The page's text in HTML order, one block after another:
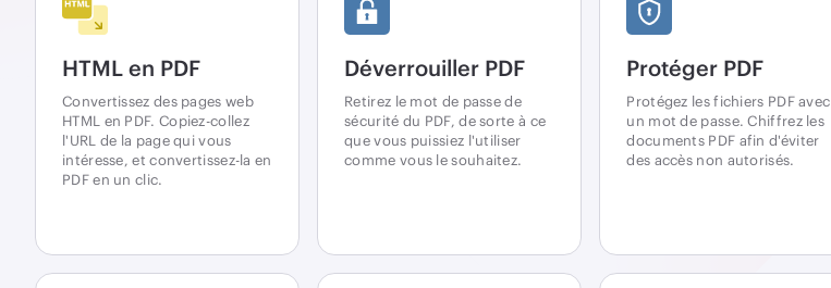
HTML en PDF
Convertissez des pages web
HTML en PDF. Copiez-collez
l'URL de la page qui vous
intéresse, et convertissez-la en
PDF en un clic.
Déverrouiller PDF
Retirez le mot de passe de
sécurité du PDF, de sorte à ce
que vous puissiez l'utiliser
comme vous le souhaitez.
Protéger PDF
Protégez les fichiers PDF avec
un mot de passe. Chiffrez les
documents PDF afin d'éviter
des accès non autorisés.